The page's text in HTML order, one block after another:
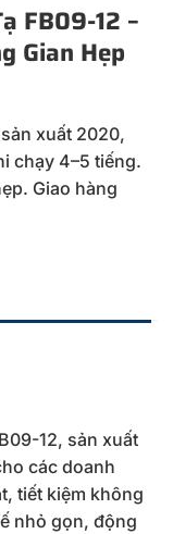
FB09-12 –
Gian Hẹp
xuất 2020,
chạy 4–5 tiếng.
Giao hàng
12, sản xuất
các doanh
tiết kiệm không
nhỏ gọn, động